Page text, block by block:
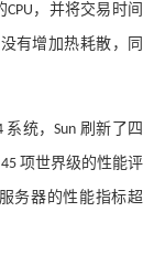
CPU ，并将交易时间
有增加热耗散，同
系统，Sun 刷新了四
项世界级的性能评
服务器的性能指标超